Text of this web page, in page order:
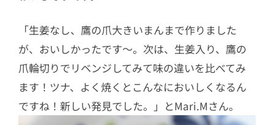
「生姜なし、鷹の爪大きいまんまで作りました
が、おいしかったです〜。次は、生姜入り、鷹の
爪輪切りでリベンジしてみて味の違いを比べてみ
ます！ツナ、よく焼くとこんなにおいしくなるん
ですね！新しい発見でした。」とMari.Mさん。